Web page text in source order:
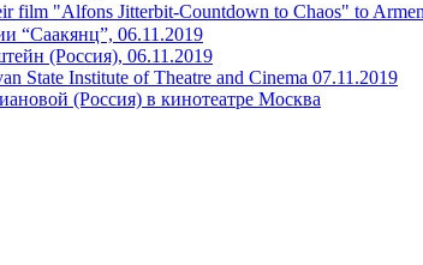
film "Alfons Jitterbit-Countdown to Chaos" to
“Саакянц”, 06.11.2019
(Россия), 06.11.2019
State Institute of Theatre and Cinema 07.11.2019
(Россия) в кинотеатре Москва